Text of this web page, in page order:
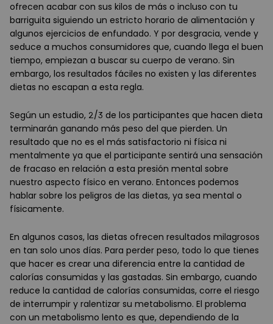
ofrecen acabar con sus kilos de más o incluso con tu
barriguita siguiendo un estricto horario de alimentación y
algunos ejercicios de enfundado. Y por desgracia, vende y
seduce a muchos consumidores que, cuando llega el buen
tiempo, empiezan a buscar su cuerpo de verano. Sin
embargo, los resultados fáciles no existen y las diferentes
dietas no escapan a esta regla.
Según un estudio, 2/3 de los participantes que hacen dieta
terminarán ganando más peso del que pierden. Un
resultado que no es el más satisfactorio ni física ni
mentalmente ya que el participante sentirá una sensación
de fracaso en relación a esta presión mental sobre
nuestro aspecto físico en verano. Entonces podemos
hablar sobre los peligros de las dietas, ya sea mental o
físicamente.
En algunos casos, las dietas ofrecen resultados milagrosos
en tan solo unos días. Para perder peso, todo lo que tienes
que hacer es crear una diferencia entre la cantidad de
calorías consumidas y las gastadas. Sin embargo, cuando
reduce la cantidad de calorías consumidas, corre el riesgo
de interrumpir y ralentizar su metabolismo. El problema
con un metabolismo lento es que, dependiendo de la